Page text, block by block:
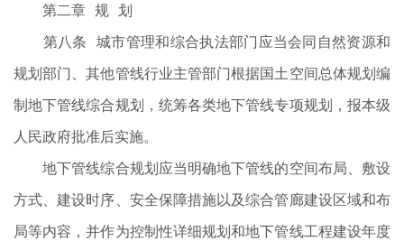
第二章 规 划
第八条 城市管理和综合执法部门应当会同自然资源和
规划部门、其他管线行业主管部门根据国土空间总体规划编
制地下管线综合规划，统筹各类地下管线专项规划，报本级
人民政府批准后实施。
地下管线综合规划应当明确地下管线的空间布局、敷设
方式、建设时序、安全保障措施以及综合管廊建设区域和布
局等内容，并作为控制性详细规划和地下管线工程建设年度